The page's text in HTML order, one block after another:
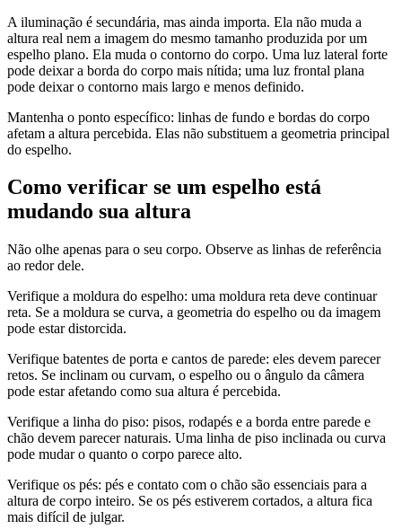
A iluminação é secundária, mas ainda importa. Ela não muda a
altura real nem a imagem do mesmo tamanho produzida por um
espelho plano. Ela muda o contorno do corpo. Uma luz lateral forte
pode deixar a borda do corpo mais nítida; uma luz frontal plana
pode deixar o contorno mais largo e menos definido.
Mantenha o ponto específico: linhas de fundo e bordas do corpo
afetam a altura percebida. Elas não substituem a geometria principal
do espelho.
Como verificar se um espelho está
mudando sua altura
Não olhe apenas para o seu corpo. Observe as linhas de referência
ao redor dele.
Verifique a moldura do espelho: uma moldura reta deve continuar
reta. Se a moldura se curva, a geometria do espelho ou da imagem
pode estar distorcida.
Verifique batentes de porta e cantos de parede: eles devem parecer
retos. Se inclinam ou curvam, o espelho ou o ângulo da câmera
pode estar afetando como sua altura é percebida.
Verifique a linha do piso: pisos, rodapés e a borda entre parede e
chão devem parecer naturais. Uma linha de piso inclinada ou curva
pode mudar o quanto o corpo parece alto.
Verifique os pés: pés e contato com o chão são essenciais para a
altura de corpo inteiro. Se os pés estiverem cortados, a altura fica
mais difícil de julgar.